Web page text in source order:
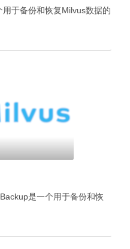
于备份和恢复Milvus数据的
是一个用于备份和恢